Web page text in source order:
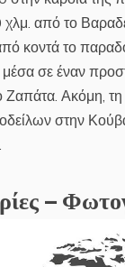
από το
κοντά το
σε έναν
Ζαπάτα. Ακόμη,
στην
–